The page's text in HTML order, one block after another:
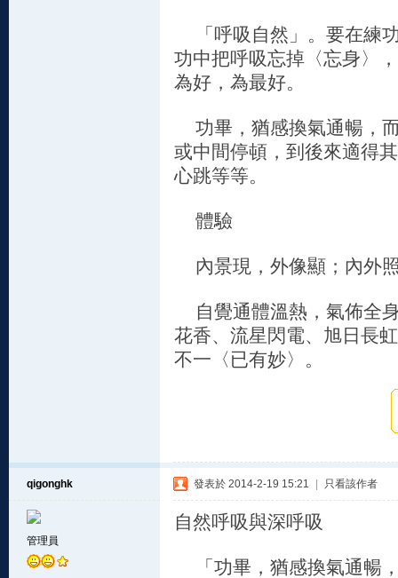
「呼吸自然」。要在練
功中把呼吸忘掉〈忘身〉
為好，為最好。
功畢，猶感換氣通暢，
或中間停頓，到後來適得
心跳等等。
體驗
內景現，外像顯；內外
自覺通體溫熱，氣佈全
花香、流星閃電、旭日長
不一〈已有妙〉。
qigonghk
管理員
發表於 2014-2-19 15:21 只看該作者
自然呼吸與深呼吸
「功畢，猶感換氣通暢